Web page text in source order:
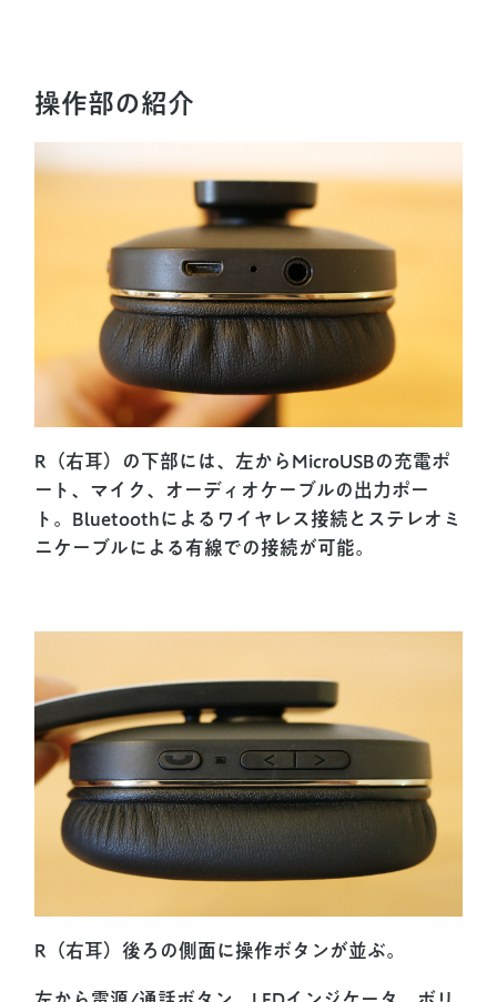
操作部の紹介
R（右耳）の下部には、左からMicroUSBの充電ポ
ート、マイク、オーディオケーブルの出力ポー
ト。Bluetoothによるワイヤレス接続とステレオミ
ニケーブルによる有線での接続が可能。
R（右耳）後ろの側面に操作ボタンが並ぶ。